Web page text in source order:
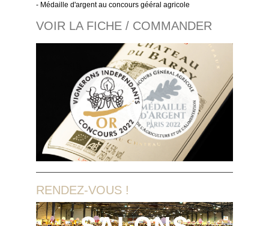
- Médaille d'argent au concours gééral agricole
VOIR LA FICHE / COMMANDER
RENDEZ-VOUS !